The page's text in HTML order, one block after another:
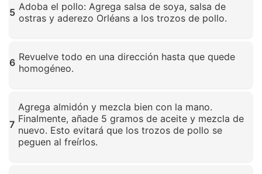
5 Adoba el pollo: Agrega salsa de soya, salsa de
ostras y aderezo Orléans a los trozos de pollo.
6 Revuelve todo en una dirección hasta que quede
homogéneo.
7
Agrega almidón y mezcla bien con la mano.
Finalmente, añade 5 gramos de aceite y mezcla de
nuevo. Esto evitará que los trozos de pollo se
peguen al freírlos.